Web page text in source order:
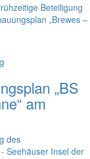
Beteiligung
„Brewes –
„BS
am
des
Seehäuser Insel der